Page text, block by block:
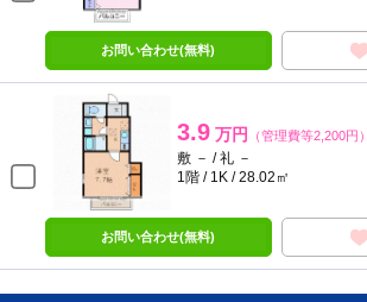
お問い合わせ(無料)
3.9 万円 （管理費等2,200円）
敷 － / 礼 －
1階 / 1K / 28.02㎡
お問い合わせ(無料)